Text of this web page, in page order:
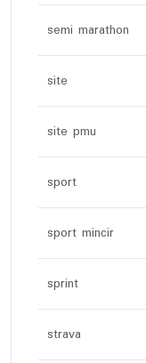
semi marathon
site
site pmu
sport
sport mincir
sprint
strava